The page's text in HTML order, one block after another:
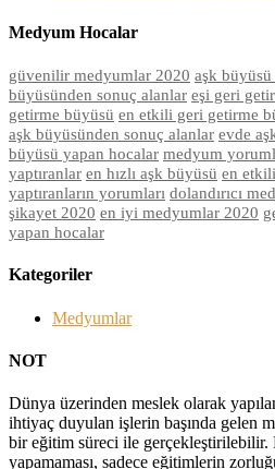
Medyum Hocalar
güvenilir medyumlar 2020 aşk büyüsü
büyüsünden sonuç alanlar eşi geri
getirme büyüsü en etkili geri getirme
aşk büyüsünden sonuç alanlar evde
büyüsü yapan hocalar medyum
yaptıranlar en hızlı aşk büyüsü en
yaptıranların yorumları dolandırıcı
şikayet 2020 en iyi medyumlar 2020
yapan hocalar
Kategoriler
Medyumlar
NOT
Dünya üzerinden meslek olarak
ihtiyaç duyulan işlerin başında gelen
bir eğitim süreci ile
yapamaması, sadece eğitimlerin